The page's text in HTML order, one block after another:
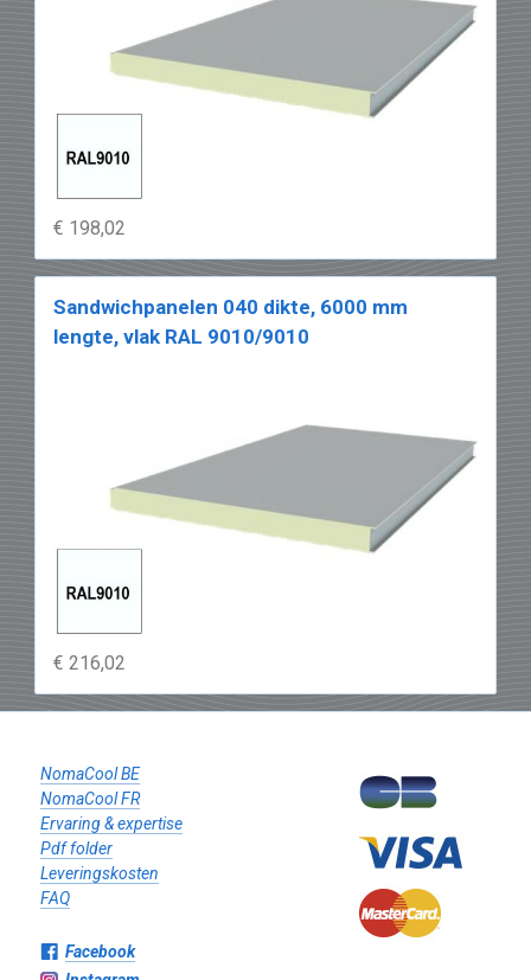
€ 198,02
Sandwichpanelen 040 dikte, 6000 mm
lengte, vlak RAL 9010/9010
€ 216,02
NomaCool BE
NomaCool FR
Ervaring & expertise
Pdf folder
Leveringskosten
FAQ
Facebook